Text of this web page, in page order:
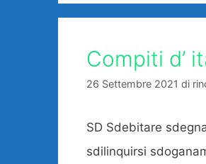
Compiti d’
26 Settembre 2021 di
SD Sdebitare
sdilinquirsi